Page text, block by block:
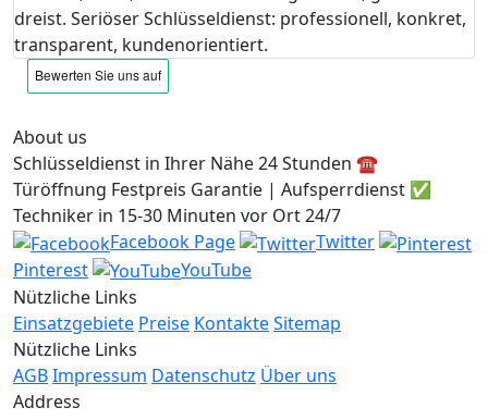
dreist. Seriöser Schlüsseldienst: professionell, konkret,
transparent, kundenorientiert.
About us
Schlüsseldienst in Ihrer Nähe 24 Stunden ☎️
Türöffnung Festpreis Garantie | Aufsperrdienst ✅
Techniker in 15-30 Minuten vor Ort 24/7
Facebook Page
Twitter
Pinterest
YouTube
Nützliche Links
Einsatzgebiete Preise KontakteSitemap
Nützliche Links
AGBImpressum Datenschutz Über uns
Address